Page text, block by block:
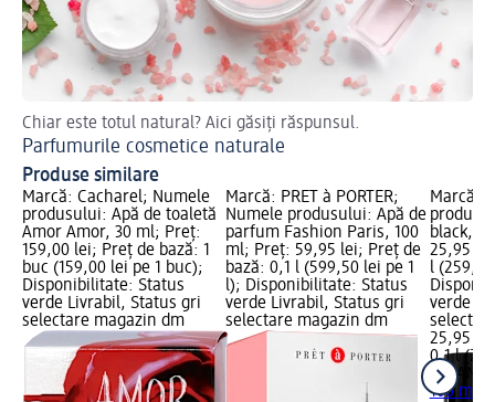
Chiar este totul natural? Aici găsiți răspunsul.
Parfumurile cosmetice naturale
Produse similare
Marcă: Cacharel; Numele
produsului: Apă de toaletă
Amor Amor, 30 ml; Preț:
159,00 lei; Preț de bază: 1
buc (159,00 lei pe 1 buc);
Disponibilitate: Status
verde Livrabil, Status gri
selectare magazin dm
Marcă: PRÊT à PORTER;
Numele produsului: Apă de
parfum Fashion Paris, 100
ml; Preț: 59,95 lei; Preț de
bază: 0,1 l (599,50 lei pe 1
l); Disponibilitate: Status
verde Livrabil, Status gri
selectare magazin dm
Marcă:
black,
25,95
l
verde
25,95 lei
0,1 l
NIHAN
100 ml